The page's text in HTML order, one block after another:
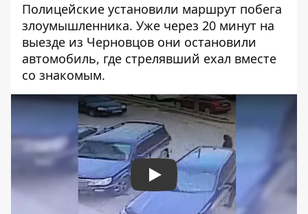
Полицейские установили маршрут побега
злоумышленника. Уже через 20 минут на
выезде из Черновцов они остановили
автомобиль, где стрелявший ехал вместе
со знакомым.
Play